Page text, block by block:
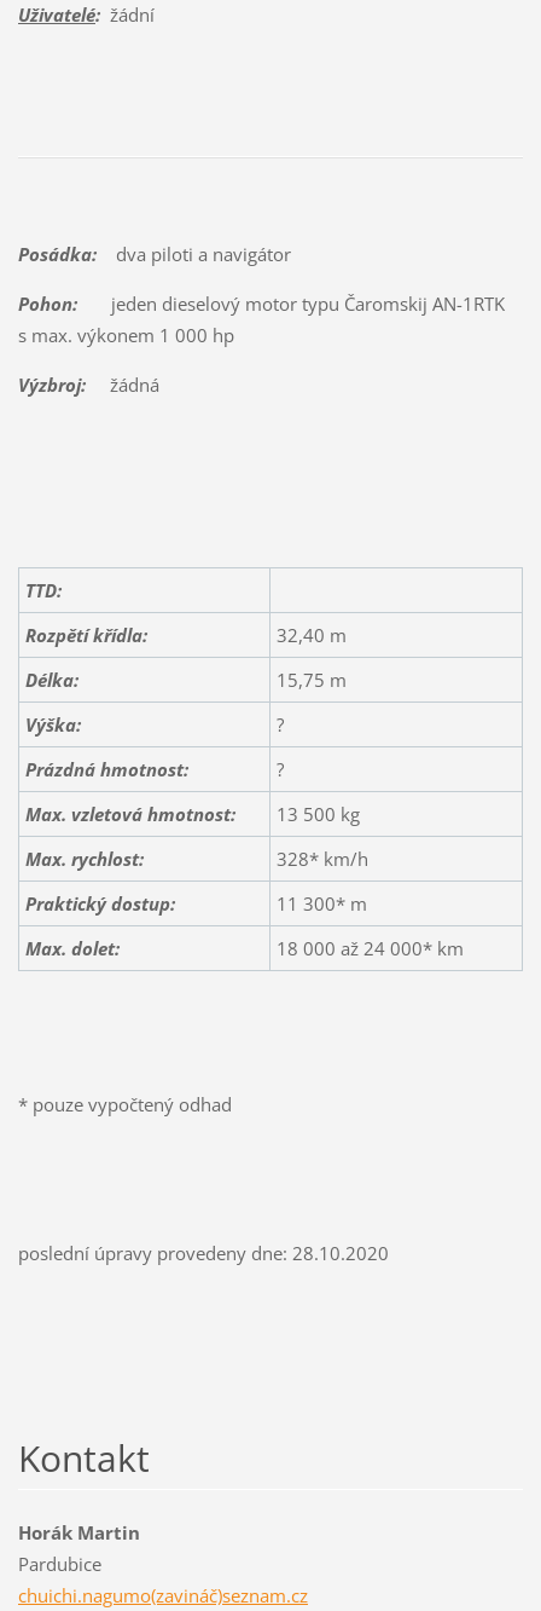
Uživatelé:žádní
Posádka:dva piloti a navigátor
Pohon:jeden dieselový motor typu Čaromskij AN-1RTK
s max. výkonem 1 000 hp
Výzbroj:žádná
TTD:
Rozpětí křídla:
32,40 m
Délka:
15,75 m
Výška:
?
Prázdná hmotnost:
?
Max. vzletová hmotnost:
13 500 kg
Max. rychlost:
328* km/h
Praktický dostup:
11 300* m
Max. dolet:
18 000 až 24 000* km
* pouze vypočtený odhad
poslední úpravy provedeny dne: 28.10.2020
Kontakt
Horák Martin
Pardubice
chuichi.nagumo(zavináč)seznam.cz